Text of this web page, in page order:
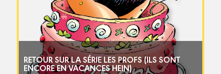
RETOUR SUR LA SÉRIE LES PROFS (ILS SONT
ENCORE EN VACANCES HEIN)